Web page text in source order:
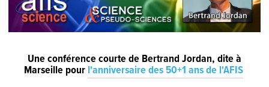
Une conférence courte de Bertrand Jordan, dite à
Marseille pour l'anniversaire des 50+1 ans de l'AFIS